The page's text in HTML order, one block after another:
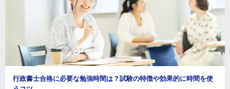
行政書士合格に必要な勉強時間は？試験の特徴や効果的に時間を使